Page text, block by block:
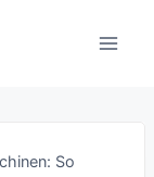
So